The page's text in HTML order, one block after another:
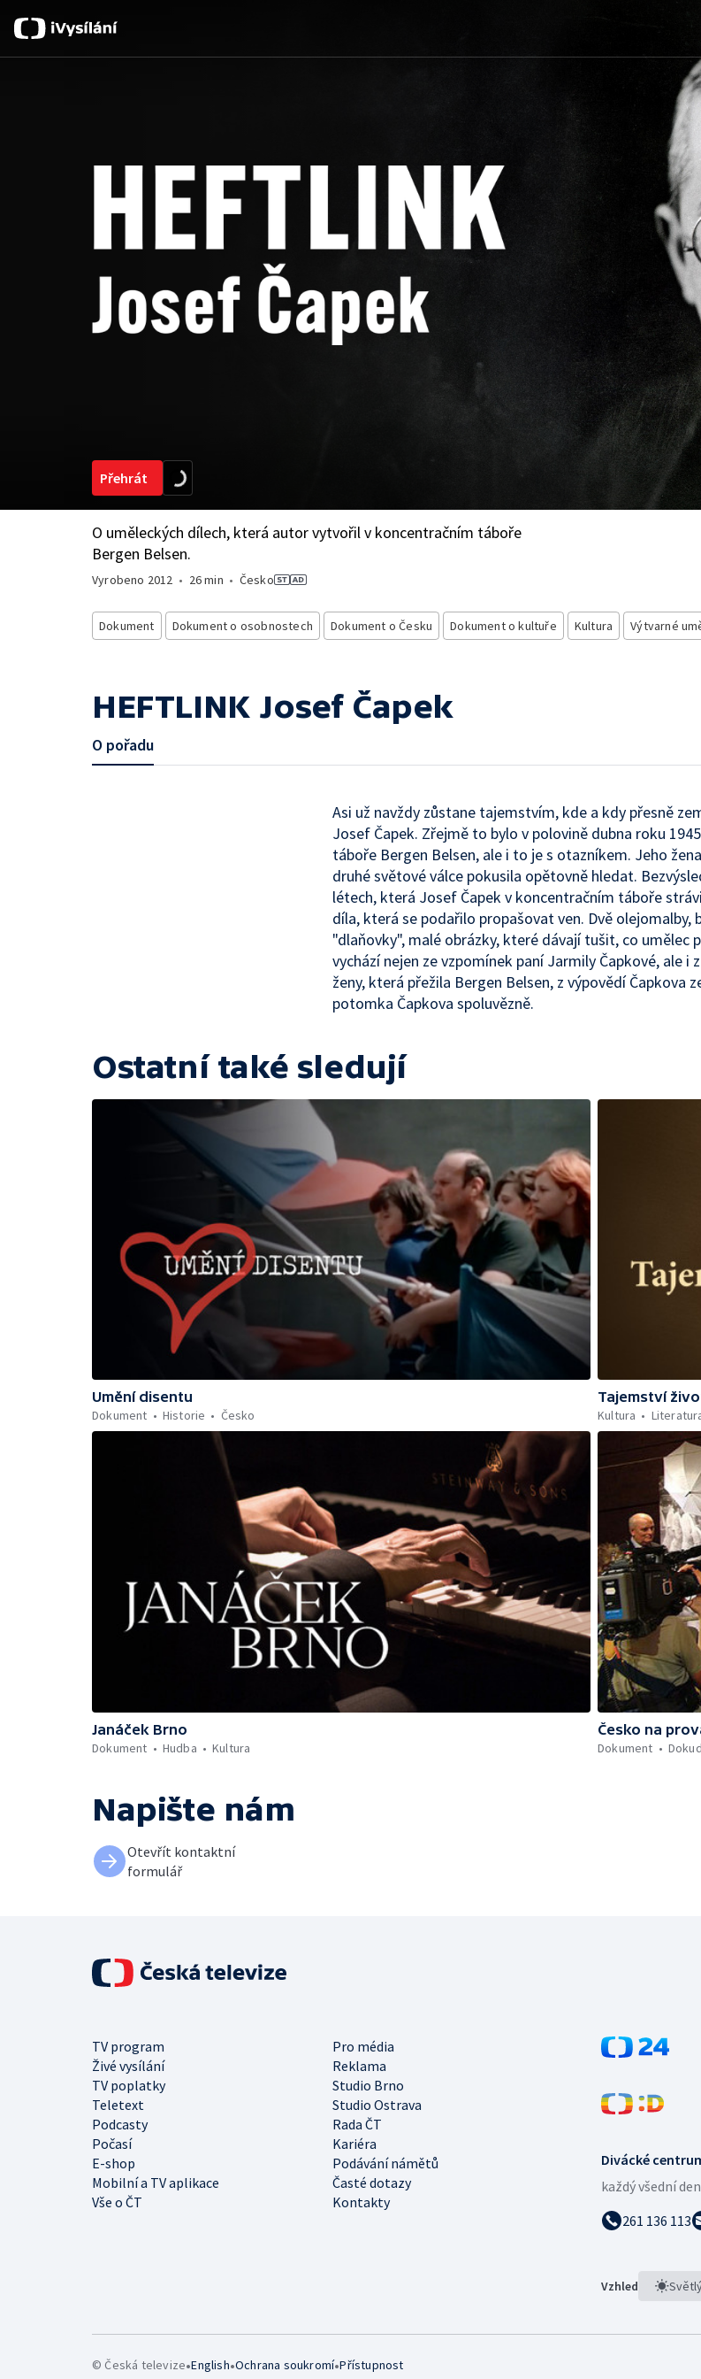
Přehrát
O uměleckých dílech, která autor vytvořil v koncentračním táboře
Bergen Belsen.
Vyrobeno 2012 • 26 min • Česko
Dokument Dokument o osobnostech Dokument o Česku Dokument o kultuře Kultura Výtvarné
HEFTLINK Josef Čapek
O pořadu
Asi už navždy zůstane tajemstvím, kde a kdy přesně
Josef Čapek. Zřejmě to bylo v polovině dubna roku
táboře Bergen Belsen, ale i to je s otazníkem. Jeho
druhé světové válce pokusila opětovně hledat.
létech, která Josef Čapek v koncentračním táboře
díla, která se podařilo propašovat ven. Dvě olejomalby,
"dlaňovky", malé obrázky, které dávají tušit, co umělec
vychází nejen ze vzpomínek paní Jarmily Čapkové, ale i
ženy, která přežila Bergen Belsen, z výpovědí Čapkova
potomka Čapkova spoluvězně.
Ostatní také sledují
Umění disentu
Dokument
Historie Česko
Tajemství
Kultura
Janáček Brno
Dokument
Hudba Kultura
Česko na
Dokument
Napište nám
Otevřít kontaktní
formulář
Divácké
každý všední
261 136 113
Vzhled
TV program
Pro média
Živé vysílání
Reklama
TV poplatky
Studio Brno
Teletext
Studio Ostrava
Podcasty
Rada ČT
Počasí
Kariéra
E-shop
Podávání námětů
Mobilní a TV aplikace
Časté dotazy
Vše o ČT
Kontakty
© Česká televize•English•Ochrana soukromí•Přístupnost